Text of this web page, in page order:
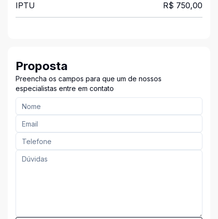
IPTU R$ 750,00
Proposta
Preencha os campos para que um de nossos
especialistas entre em contato